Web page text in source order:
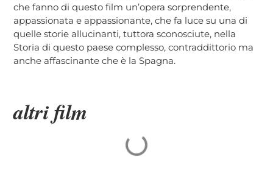
che fanno di questo film un’opera sorprendente,
appassionata e appassionante, che fa luce su una di
quelle storie allucinanti, tuttora sconosciute, nella
Storia di questo paese complesso, contraddittorio ma
anche affascinante che è la Spagna.
altri film